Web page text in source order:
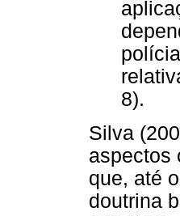
8).
Silva
aspectos
que, até
doutrina